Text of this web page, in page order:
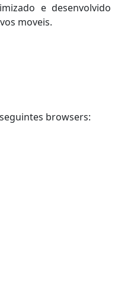
e desenvolvido
moveis.
browsers: